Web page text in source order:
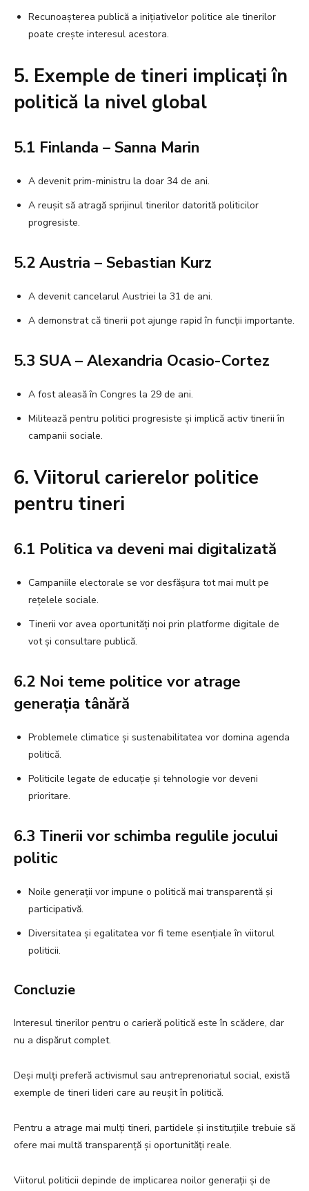
Recunoașterea publică a inițiativelor politice ale tinerilor
poate crește interesul acestora.
5. Exemple de tineri implicați în
politică la nivel global
5.1 Finlanda – Sanna Marin
A devenit prim-ministru la doar 34 de ani.
A reușit să atragă sprijinul tinerilor datorită politicilor
progresiste.
5.2 Austria – Sebastian Kurz
A devenit cancelarul Austriei la 31 de ani.
A demonstrat că tinerii pot ajunge rapid în funcții importante.
5.3 SUA – Alexandria Ocasio-Cortez
A fost aleasă în Congres la 29 de ani.
Militează pentru politici progresiste și implică activ tinerii în
campanii sociale.
6. Viitorul carierelor politice
pentru tineri
6.1 Politica va deveni mai digitalizată
Campaniile electorale se vor desfășura tot mai mult pe
rețelele sociale.
Tinerii vor avea oportunități noi prin platforme digitale de
vot și consultare publică.
6.2 Noi teme politice vor atrage
generația tânără
Problemele climatice și sustenabilitatea vor domina agenda
politică.
Politicile legate de educație și tehnologie vor deveni
prioritare.
6.3 Tinerii vor schimba regulile jocului
politic
Noile generații vor impune o politică mai transparentă și
participativă.
Diversitatea și egalitatea vor fi teme esențiale în viitorul
politicii.
Concluzie
Interesul tinerilor pentru o carieră politică este în scădere, dar
nu a dispărut complet.
Deși mulți preferă activismul sau antreprenoriatul social, există
exemple de tineri lideri care au reușit în politică.
Pentru a atrage mai mulți tineri, partidele și instituțiile trebuie să
ofere mai multă transparență și oportunități reale.
Viitorul politicii depinde de implicarea noilor generații și de